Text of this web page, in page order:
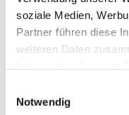
soziale Medien,
Partner führen diese
weiteren Daten
Notwendig